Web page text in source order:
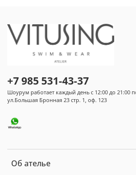
Об ателье
+7 985 531-43-37
Шоурум работает каждый день с 12:00 до 21:00
ул.Большая Бронная 23 стр. 1, оф. 123